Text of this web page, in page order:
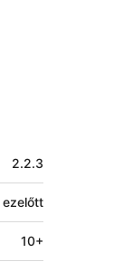
2.2.3
ezelőtt
10+